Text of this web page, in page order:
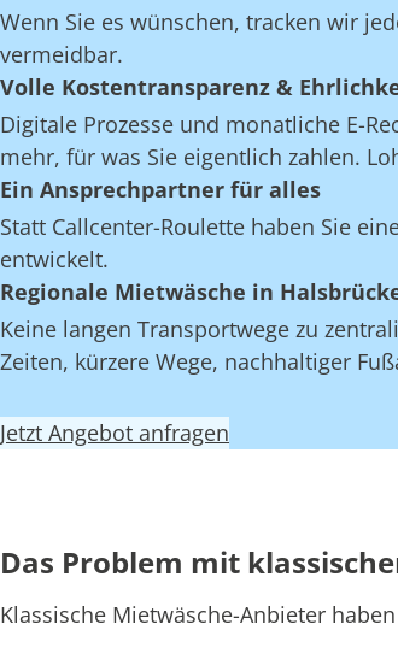
Wenn Sie es wünschen, tracken wir
vermeidbar.
Volle Kostentransparenz &
Digitale Prozesse und monatliche E-
mehr, für was Sie eigentlich zahlen.
Ein Ansprechpartner für alles
Statt Callcenter-Roulette haben Sie
entwickelt.
Regionale Mietwäsche in
Keine langen Transportwege zu
Zeiten, kürzere Wege, nachhaltiger
Jetzt Angebot anfragen
Das Problem mit
Klassische Mietwäsche-Anbieter